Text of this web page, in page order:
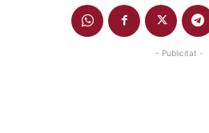
- Publicitat -